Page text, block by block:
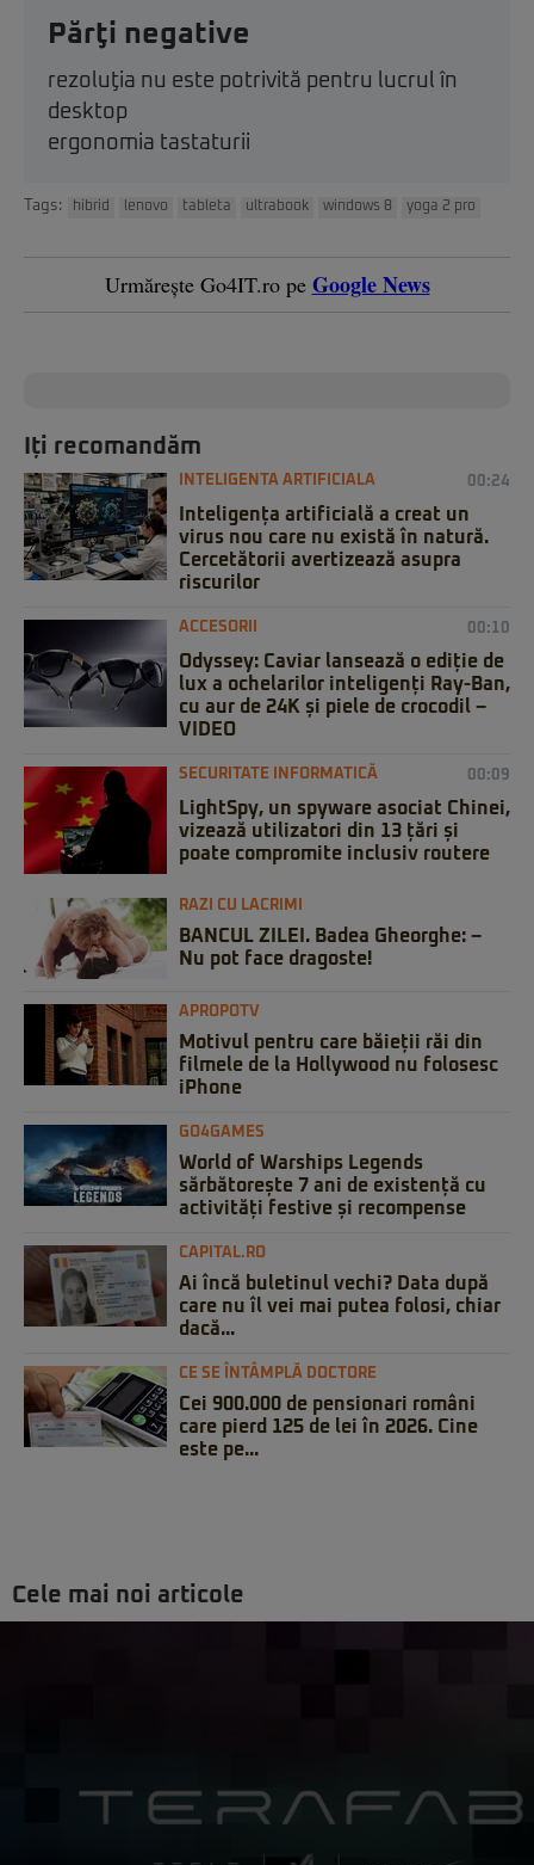
Părţi negative
rezoluţia nu este potrivită pentru lucrul în
desktop
ergonomia tastaturii
Tags: hibrid lenovo tableta ultrabook windows 8 yoga 2 pro
Urmărește Go4IT.ro pe Google News
Iți recomandăm
INTELIGENTA ARTIFICIALA 00:24
Inteligența artificială a creat un
virus nou care nu există în natură.
Cercetătorii avertizează asupra
riscurilor
ACCESORII 00:10
Odyssey: Caviar lansează o ediție de
lux a ochelarilor inteligenți Ray-Ban,
cu aur de 24K și piele de crocodil –
VIDEO
SECURITATE INFORMATICĂ 00:09
LightSpy, un spyware asociat Chinei,
vizează utilizatori din 13 țări și
poate compromite inclusiv routere
RAZI CU LACRIMI
BANCUL ZILEI. Badea Gheorghe: –
Nu pot face dragoste!
APROPOTV
Motivul pentru care băieții răi din
filmele de la Hollywood nu folosesc
iPhone
GO4GAMES
World of Warships Legends
sărbătorește 7 ani de existență cu
activități festive și recompense
CAPITAL.RO
Ai încă buletinul vechi? Data după
care nu îl vei mai putea folosi, chiar
dacă...
CE SE ÎNTÂMPLĂ DOCTORE
Cei 900.000 de pensionari români
care pierd 125 de lei în 2026. Cine
este pe...
Cele mai noi articole